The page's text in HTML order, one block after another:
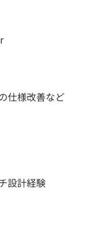
仕様改善など
設計経験